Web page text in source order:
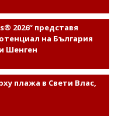
2026“ представя
на България
Шенген
плажа в Свети Влас,